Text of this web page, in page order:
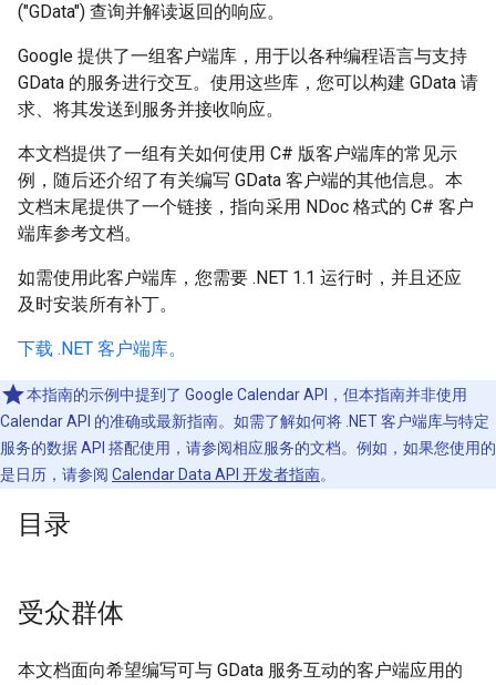
("GData") 查询并解读返回的响应。
Google 提供了一组客户端库，用于以各种编程语言与支持
GData 的服务进行交互。使用这些库，您可以构建 GData 请
求、将其发送到服务并接收响应。
本文档提供了一组有关如何使用 C# 版客户端库的常见示
例，随后还介绍了有关编写 GData 客户端的其他信息。本
文档末尾提供了一个链接，指向采用 NDoc 格式的 C# 客户
端库参考文档。
如需使用此客户端库，您需要 .NET 1.1 运行时，并且还应
及时安装所有补丁。
下载 .NET 客户端库。
本指南的示例中提到了 Google Calendar API，但本指南并非使用
Calendar API 的准确或最新指南。如需了解如何将 .NET 客户端库与特定
服务的数据 API 搭配使用，请参阅相应服务的文档。例如，如果您使用的
是日历，请参阅 Calendar Data API 开发者指南。
目录
受众群体
本文档面向希望编写可与 GData 服务互动的客户端应用的